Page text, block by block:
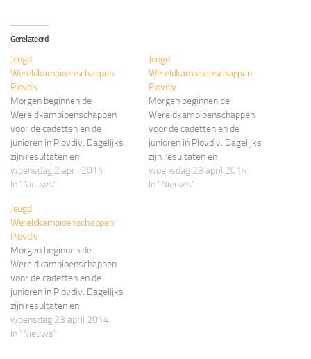
Gerelateerd
Jeugd
Wereldkampioenschappen
Plovdiv
Morgen beginnen de
Wereldkampioenschappen
voor de cadetten en de
junioren in Plovdiv. Dagelijks
zijn resultaten en
dagverslagen hier te lezen. De
KNAS wenst alle atleten veel
woensdag 2 april 2014
In "Nieuws"
Jeugd
Wereldkampioenschappen
Plovdiv
Morgen beginnen de
Wereldkampioenschappen
voor de cadetten en de
junioren in Plovdiv. Dagelijks
zijn resultaten en
dagverslagen hier te lezen. De
KNAS wenst alle atleten veel
woensdag 23 april 2014
In "Nieuws"
Jeugd
Wereldkampioenschappen
Plovdiv
Morgen beginnen de
Wereldkampioenschappen
voor de cadetten en de
junioren in Plovdiv. Dagelijks
zijn resultaten en
dagverslagen hier te lezen. De
KNAS wenst alle atleten veel
woensdag 23 april 2014
In "Nieuws"